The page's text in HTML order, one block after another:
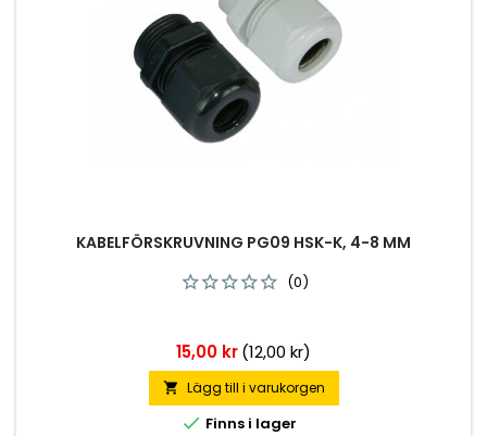
KABELFÖRSKRUVNING PG09 HSK-K, 4-8 MM
(0)
Pris
15,00 kr(12,00 kr)
 Lägg till i varukorgen
 Finns i lager